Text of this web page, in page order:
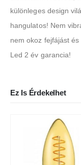
különleges design
hangulatos! Nem
nem okoz fejfájást
Led 2 év garancia!
Ez Is Érdekelhet